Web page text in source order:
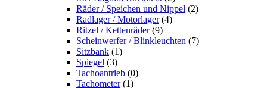
Räder / Speichen und Nippel (2)
Radlager / Motorlager (4)
Ritzel / Kettenräder (9)
Scheinwerfer / Blinkleuchten (7)
Sitzbank (1)
Spiegel (3)
Tachoantrieb (0)
Tachometer (1)